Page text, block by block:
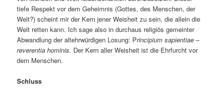
tiefe Respekt vor dem Geheimnis (Gottes, des Menschen, der
Welt?) scheint mir der Kern jener Weisheit zu sein, die allein die
Welt retten kann. Ich sage also in durchaus religiös gemeinter
Abwandlung der altehrwürdigen Losung: Principium sapientiae –
reverentia hominis. Der Kern aller Weisheit ist die Ehrfurcht vor
dem Menschen.
Schluss